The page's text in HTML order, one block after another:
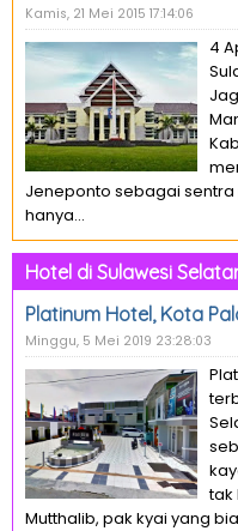
Kamis, 21 Mei 2015 17:14:06
4
Jeneponto sebagai
hanya...
Hotel di Sulawesi
Platinum Hotel, Kota
Minggu, 5 Mei 2019 23:28:03
tak
Mutthalib, pak kyai yang